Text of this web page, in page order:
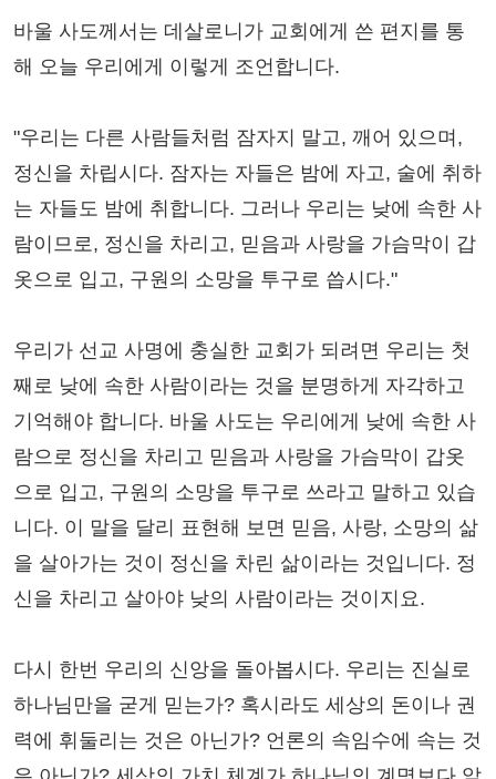
바울 사도께서는 데살로니가 교회에게 쓴 편지를 통
해 오늘 우리에게 이렇게 조언합니다.
"우리는 다른 사람들처럼 잠자지 말고, 깨어 있으며,
정신을 차립시다. 잠자는 자들은 밤에 자고, 술에 취하
는 자들도 밤에 취합니다. 그러나 우리는 낮에 속한 사
람이므로, 정신을 차리고, 믿음과 사랑을 가슴막이 갑
옷으로 입고, 구원의 소망을 투구로 씁시다."
우리가 선교 사명에 충실한 교회가 되려면 우리는 첫
째로 낮에 속한 사람이라는 것을 분명하게 자각하고
기억해야 합니다. 바울 사도는 우리에게 낮에 속한 사
람으로 정신을 차리고 믿음과 사랑을 가슴막이 갑옷
으로 입고, 구원의 소망을 투구로 쓰라고 말하고 있습
니다. 이 말을 달리 표현해 보면 믿음, 사랑, 소망의 삶
을 살아가는 것이 정신을 차린 삶이라는 것입니다. 정
신을 차리고 살아야 낮의 사람이라는 것이지요.
다시 한번 우리의 신앙을 돌아봅시다. 우리는 진실로
하나님만을 굳게 믿는가? 혹시라도 세상의 돈이나 권
력에 휘둘리는 것은 아닌가? 언론의 속임수에 속는 것